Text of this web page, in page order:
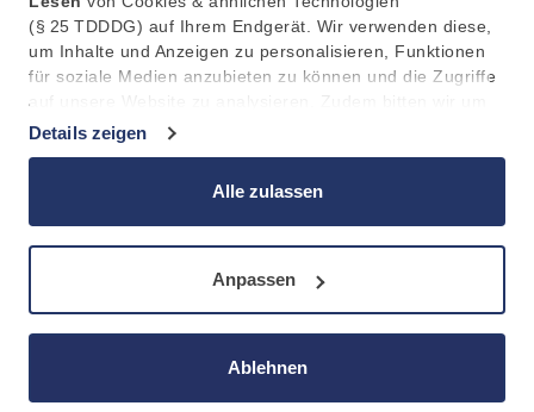
(§ 25 TDDDG) auf Ihrem Endgerät. Wir verwenden diese,
um Inhalte und Anzeigen zu personalisieren, Funktionen
für soziale Medien anzubieten zu können und die Zugriffe
auf unsere Website zu analysieren. Zudem bitten wir um
Ihre Einwilligung in die anschließende
kann die Verarbeitung außerhalb des EWR, z.b. in den
USA, erfolgen.
Details zeigen
Alle zulassen
Anpassen
Ablehnen